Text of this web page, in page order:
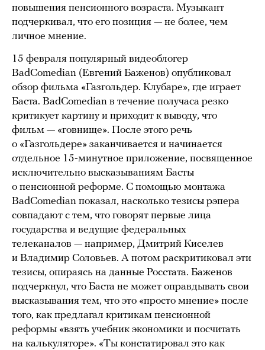
повышения пенсионного возраста. Музыкант
подчеркивал, что его позиция — не более, чем
личное мнение.
15 февраля популярный видеоблогер
BadComedian (Евгений Баженов) опубликовал
обзор фильма «Газгольдер. Клубаре», где играет
Баста. BadComedian в течение получаса резко
критикует картину и приходит к выводу, что
фильм — «говнище». После этого речь
о «Газгольдере» заканчивается и начинается
отдельное 15-минутное приложение, посвященное
исключительно высказываниям Басты
о пенсионной реформе. С помощью монтажа
BadComedian показал, насколько тезисы рэпера
совпадают с тем, что говорят первые лица
государства и ведущие федеральных
телеканалов — например, Дмитрий Киселев
и Владимир Соловьев. А потом раскритиковал эти
тезисы, опираясь на данные Росстата. Баженов
подчеркнул, что Баста не может оправдывать свои
высказывания тем, что это «просто мнение» после
того, как предлагал критикам пенсионной
реформы «взять учебник экономики и посчитать
на калькуляторе». «Ты констатировал это как